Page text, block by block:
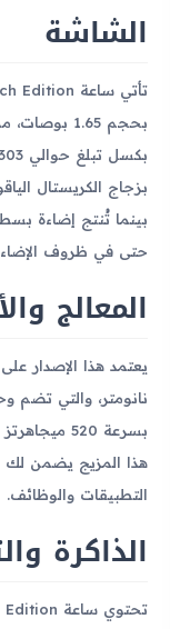
الشاشة
بزجاج الكريستال
حتى في ظروف
المعالج
هذا المزيج يضمن لك
التطبيقات والوظائف.
الذاكرة